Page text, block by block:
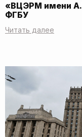
«ВЦЭРМ имени
ФГБУ
Читать далее